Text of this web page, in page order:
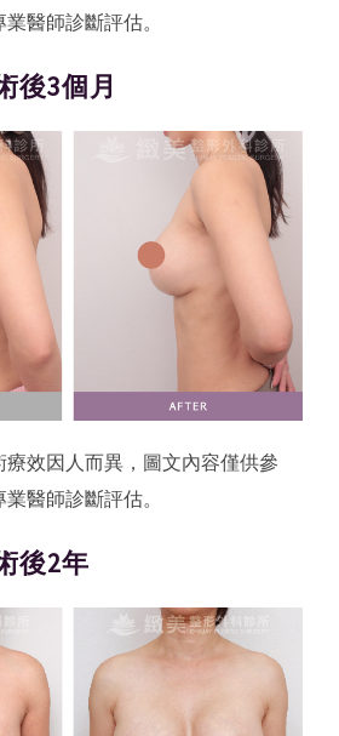
醫師診斷評估。
後3個月
療效因人而異，圖文內容僅供參
醫師診斷評估。
後2年